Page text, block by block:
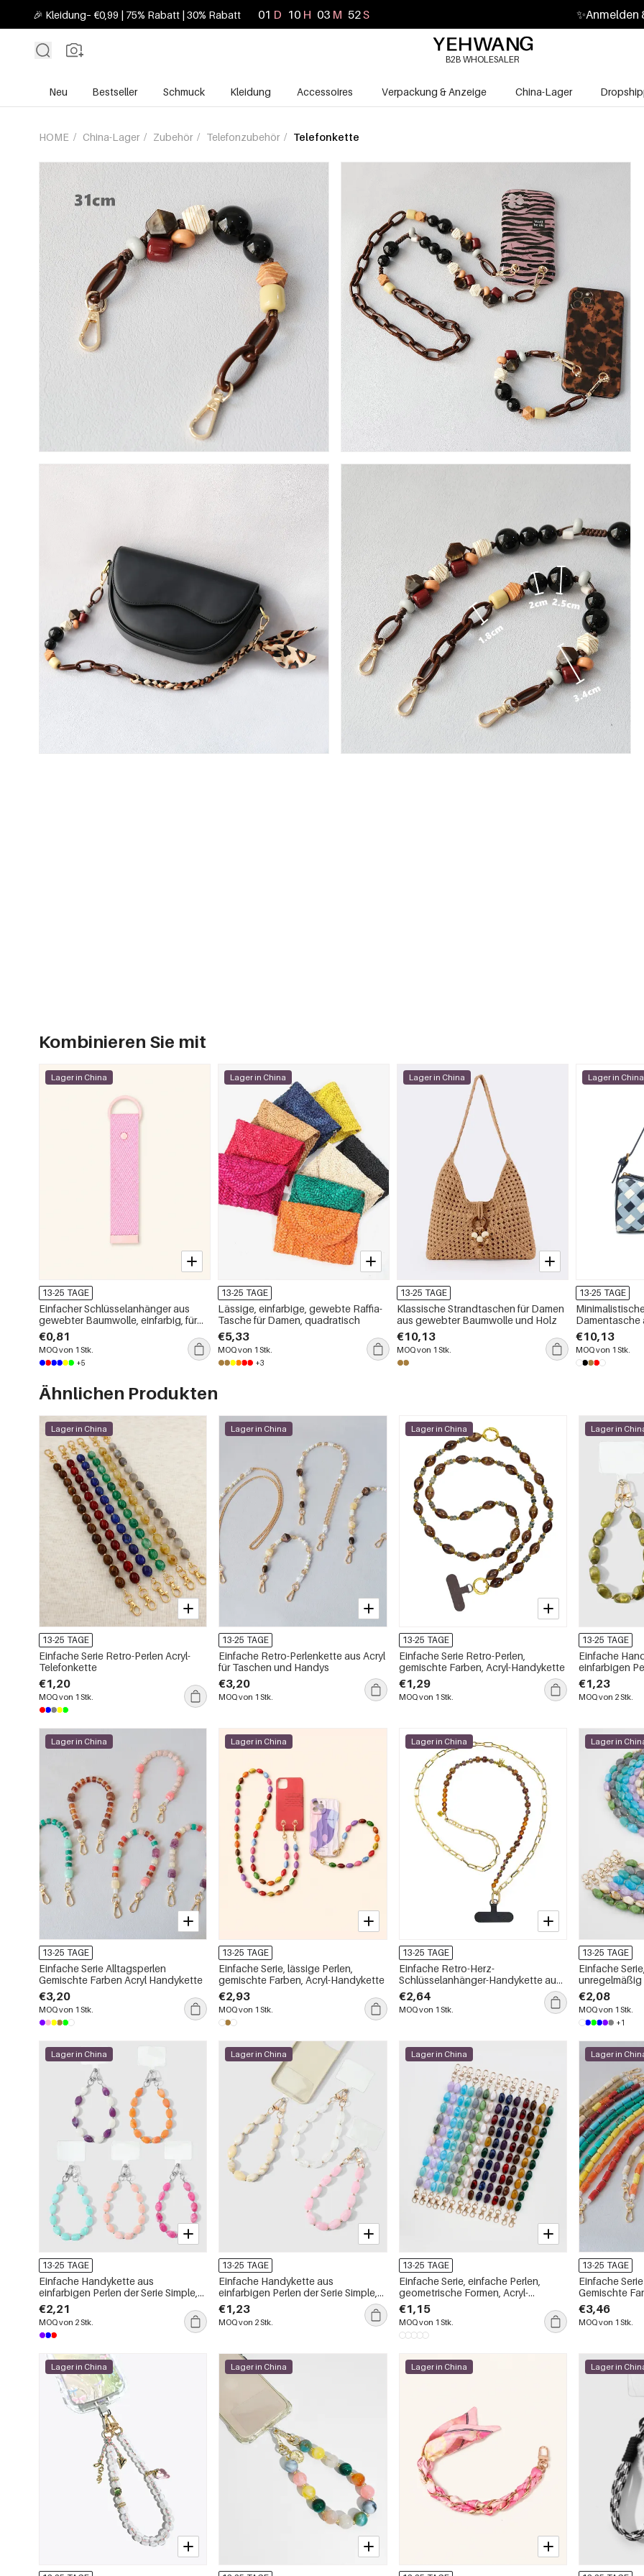
🎉 Kleidung– €0,99 | 75% Rabatt | 30% Rabatt 01 D 10 H 03 M 50S ✨Anmelden
B2B WHOLESALER
Neu Bestseller Schmuck Kleidung Accessoires Verpackung & Anzeige China-Lager
HOME / China-Lager / Zubehör / Telefonzubehör / Telefonkette
Kombinieren Sie mit
Lager in China
13-25 TAGE
Einfacher Schlüsselanhänger aus
gewebter Baumwolle, einfarbig, für
den täglichen Gebrauch
€0,81
MOQ von 1 Stk.
+5
Lager in China
13-25 TAGE
Lässige, einfarbige, gewebte Raffia-
Tasche für Damen, quadratisch
€5,33
MOQ von 1 Stk.
+3
Lager in China
13-25 TAGE
Klassische Strandtaschen für Damen
aus gewebter Baumwolle und Holz
€10,13
MOQ von 1 Stk.
Lager in China
13-25 TAGE
Damentasche
verschiedenen
€10,13
MOQ von 1 Stk.
Ähnlichen Produkten
Lager in China
13-25 TAGE
Einfache Serie Retro-Perlen Acryl-
Telefonkette
€1,20
MOQ von 1 Stk.
Lager in China
13-25 TAGE
Einfache Retro-Perlenkette aus Acryl
für Taschen und Handys
€3,20
MOQ von 1 Stk.
Lager in China
13-25 TAGE
Einfache Serie Retro-Perlen,
gemischte Farben, Acryl-Handykette
€1,29
MOQ von 1 Stk.
Lager in
13-25 TAGE
Einfache
einfarbigen
täglich
€1,23
MOQ von 2 Stk.
Lager in China
13-25 TAGE
Einfache Serie Alltagsperlen
Gemischte Farben Acryl Handykette
€3,20
MOQ von 1 Stk.
Lager in China
13-25 TAGE
Einfache Serie, lässige Perlen,
gemischte Farben, Acryl-Handykette
€2,93
MOQ von 1 Stk.
Lager in China
13-25 TAGE
Einfache Retro-Herz-
Schlüsselanhänger-Handykette aus
Acryl mit Farbverlauf
€2,64
MOQ von 1 Stk.
Lager in
13-25 TAGE
Einfache
Telefonkette
€2,08
MOQ von 1 Stk.
+1
Lager in China
13-25 TAGE
Einfache Handykette aus
einfarbigen Perlen der Serie Simple,
täglich erhältlich
€2,21
MOQ von 2 Stk.
Lager in China
13-25 TAGE
Einfache Handykette aus
einfarbigen Perlen der Serie Simple,
täglich erhältlich
€1,23
MOQ von 2 Stk.
Lager in China
13-25 TAGE
Einfache Serie, einfache Perlen,
geometrische Formen, Acryl-
Handykette
€1,15
MOQ von 1 Stk.
Lager in
13-25 TAGE
Einfache
Gemischte
€3,46
MOQ von 1 Stk.
Lager in China Lager in China Lager in China Lager in